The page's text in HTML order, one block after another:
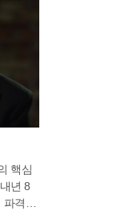
핵심
년 8
격적